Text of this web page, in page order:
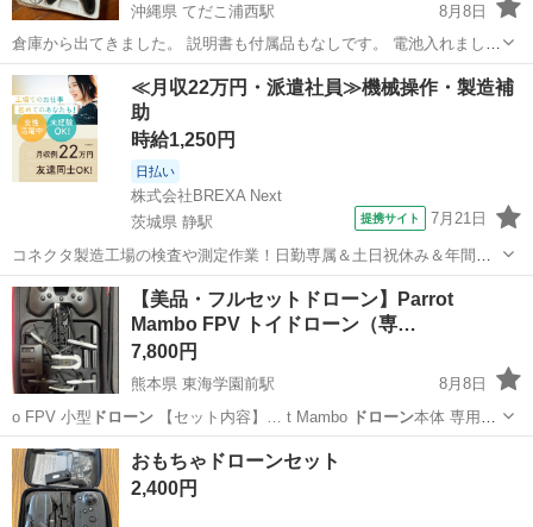
沖縄県 てだこ浦西駅
8月8日
倉庫から出てきました。 説明書も付属品もなしです。 電池入れました
が電源入らないためジャンク品扱いとなります。 中身は写真にあるだ
けです。
沖縄 うるま市 てだこ浦西駅 その他
≪月収22万円・派遣社員≫機械操作・製造補
助
時給1,250円
日払い
株式会社BREXA Next
茨城県 静駅
提携サイト 7月21日
コネクタ製造工場の検査や測定作業！日勤専属＆土日祝休み＆年間休
日128日★クリーンルーム内作業★マイカー通勤OK＆無料駐車場あり
★就業先食堂利用可！日払い制度あり！《茨城県常陸大宮市》 人気の
工場のお仕事 ◇コネクタ製造工...
茨城 常陸大宮市 その他
【美品・フルセットドローン】Parrot
Mambo FPV トイドローン（専…
7,800円
熊本県 東海学園前駅
8月8日
o FPV 小型 ドローン【セット内容】… t Mambo ドローン本体 専用コ
ン… 】 軽量トイドローン： 重量約63g… 内での飛行練習やドローン
初心者の方にも最…
熊本 熊本市 東海学園前駅
おもちゃドローンセット
2,400円